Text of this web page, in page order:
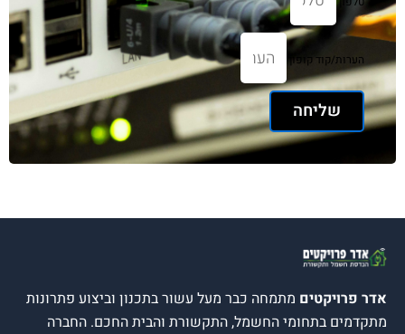
קוד קופון
מתמחה כבר מעל עשור בתכנון וביצוע פתרונות
בתחומי החשמל, התקשורת והבית החכם. החברה